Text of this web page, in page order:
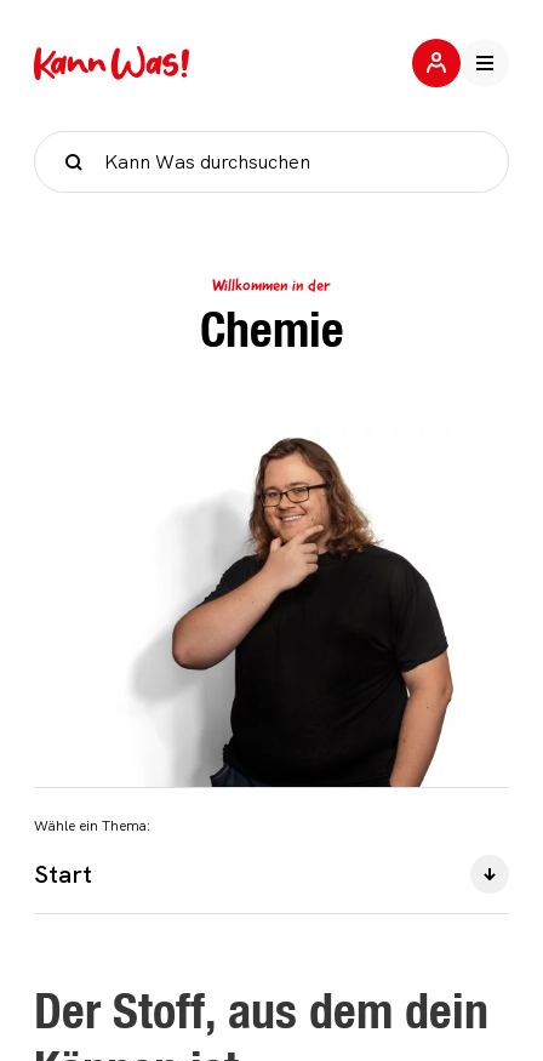
Suche
Willkommen in der
Chemie
Wähle ein Thema:
Start
Der Stoff, aus dem dein